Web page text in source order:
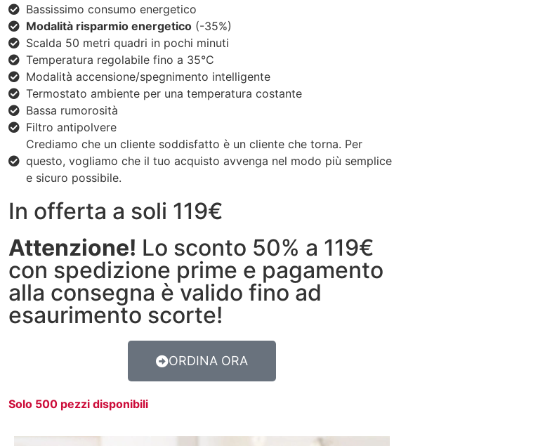
Bassissimo consumo energetico
Modalità risparmio energetico (-35%)
Scalda 50 metri quadri in pochi minuti
Temperatura regolabile fino a 35°C
Modalità accensione/spegnimento intelligente
Termostato ambiente per una temperatura costante
Bassa rumorosità
Filtro antipolvere
Crediamo che un cliente soddisfatto è un cliente che torna. Per
questo, vogliamo che il tuo acquisto avvenga nel modo più semplice
e sicuro possibile.
In offerta a soli 119€
Attenzione! Lo sconto 50% a 119€
con spedizione prime e pagamento
alla consegna è valido fino ad
esaurimento scorte!
ORDINA ORA
Solo 500 pezzi disponibili